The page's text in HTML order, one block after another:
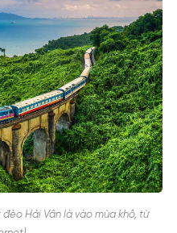
Hải Vân là vào mùa khô, từ